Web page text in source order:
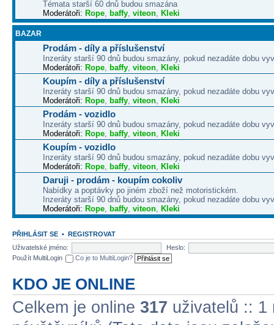
Témata starší 60 dnů budou smazána
Moderátoři: Rope, baffy, viteon, Kleki
BAZAR
Prodám - díly a příslušenství
Inzeráty starší 90 dnů budou smazány, pokud nezadáte dobu
Moderátoři: Rope, baffy, viteon, Kleki
Koupím - díly a příslušenství
Inzeráty starší 90 dnů budou smazány, pokud nezadáte dobu
Moderátoři: Rope, baffy, viteon, Kleki
Prodám - vozidlo
Inzeráty starší 90 dnů budou smazány, pokud nezadáte dobu
Moderátoři: Rope, baffy, viteon, Kleki
Koupím - vozidlo
Inzeráty starší 90 dnů budou smazány, pokud nezadáte dobu
Moderátoři: Rope, baffy, viteon, Kleki
Daruji - prodám - koupím cokoliv
Nabídky a poptávky po jiném zboží než motoristickém.
Inzeráty starší 90 dnů budou smazány, pokud nezadáte dobu
Moderátoři: Rope, baffy, viteon, Kleki
PŘIHLÁSIT SE • REGISTROVAT
Uživatelské jméno:
Heslo:
Použít MultiLogin
Co je to MultiLogin?
KDO JE ONLINE
Celkem je online 317 uživatelů :: 1